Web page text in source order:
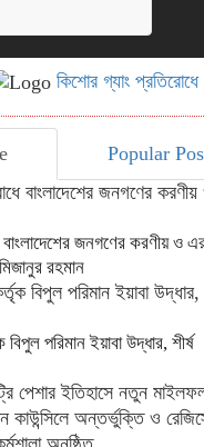
কিশোর গ্যাং প্রতিরোধে
Popular
জনগণের করণীয় ও
রহমান
বিপুল পরিমান ইয়াবা উদ্ধার, শীর্ষ